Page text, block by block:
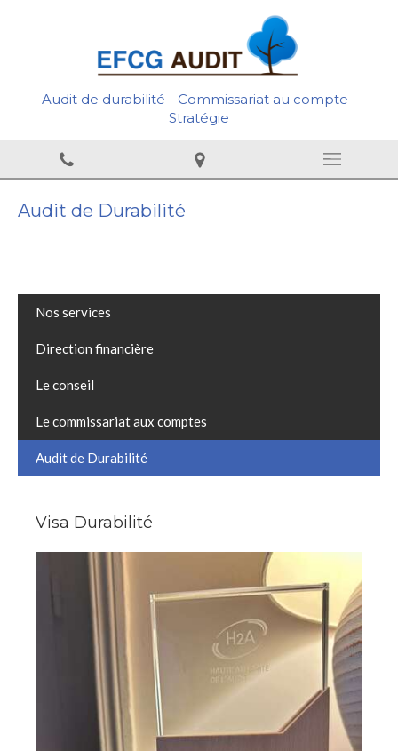
Audit de durabilité - Commissariat au compte -
Stratégie
Audit de Durabilité
Nos services
Direction financière
Le conseil
Le commissariat aux comptes
Audit de Durabilité
Visa Durabilité